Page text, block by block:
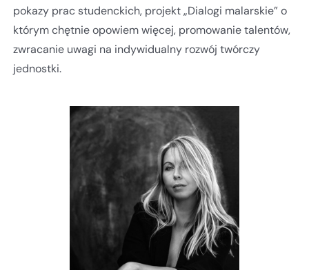
pokazy prac studenckich, projekt „Dialogi malarskie” o
którym chętnie opowiem więcej, promowanie talentów,
zwracanie uwagi na indywidualny rozwój twórczy
jednostki.